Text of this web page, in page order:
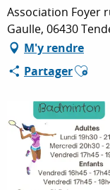
À FAIRE
Association Foyer
Gaulle, 06430
M'y rendre
Partager